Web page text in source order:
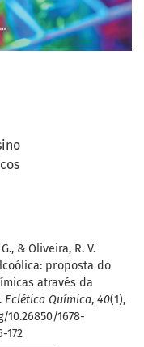
& Oliveira, R. V.
proposta do
através da
Eclética Química, 40(1),
10.26850/1678-
172